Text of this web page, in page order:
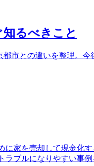
るべきこと
市との違いを整理。
家を売却して現金化
ブルになりやすい事例